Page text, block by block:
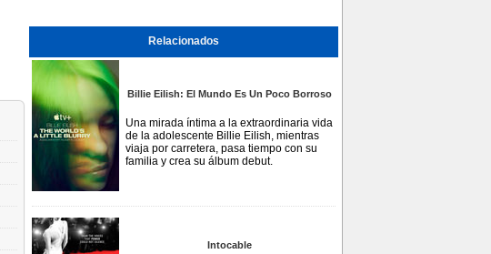
Relacionados
Billie Eilish: El Mundo Es Un Poco Borroso
Una mirada íntima a la extraordinaria vida
de la adolescente Billie Eilish, mientras
viaja por carretera, pasa tiempo con su
familia y crea su álbum debut.
Intocable